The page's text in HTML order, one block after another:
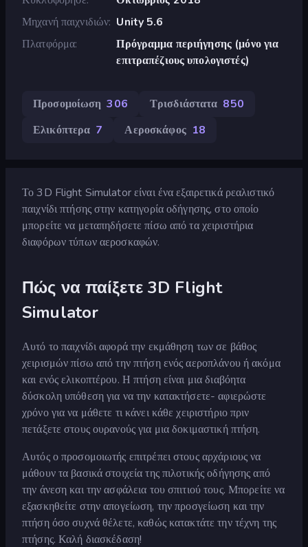
Μηχανή παιχνιδιών Unity 5.6
Πλατφόρμα
Πρόγραμμα περιήγησης (μόνο για
επιτραπέζιους υπολογιστές)
Προσομοίωση 306 Τρισδιάστατα 850
Ελικόπτερα 7 Αεροσκάφος 18
Το 3D Flight Simulator είναι ένα εξαιρετικά ρεαλιστικό
παιχνίδι πτήσης στην κατηγορία οδήγησης, στο οποίο
μπορείτε να μεταπηδήσετε πίσω από τα χειριστήρια
διαφόρων τύπων αεροσκαφών.
Πώς να παίξετε 3D Flight
Simulator
Αυτό το παιχνίδι αφορά την εκμάθηση των σε βάθος
χειρισμών πίσω από την πτήση ενός αεροπλάνου ή ακόμα
και ενός ελικοπτέρου. Η πτήση είναι μια διαβόητα
δύσκολη υπόθεση για να την κατακτήσετε- αφιερώστε
χρόνο για να μάθετε τι κάνει κάθε χειριστήριο πριν
πετάξετε στους ουρανούς για μια δοκιμαστική πτήση.
Αυτός ο προσομοιωτής επιτρέπει στους αρχάριους να
μάθουν τα βασικά στοιχεία της πιλοτικής οδήγησης από
την άνεση και την ασφάλεια του σπιτιού τους. Μπορείτε να
εξασκηθείτε στην απογείωση, την προσγείωση και την
πτήση όσο συχνά θέλετε, καθώς κατακτάτε την τέχνη της
πτήσης. Καλή διασκέδαση!